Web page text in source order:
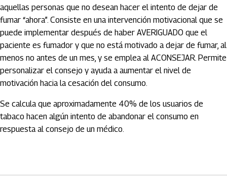
aquellas personas que no desean hacer el intento de dejar de
fumar “ahora”. Consiste en una intervención motivacional que se
puede implementar después de haber AVERIGUADO que el
paciente es fumador y que no está motivado a dejar de fumar, al
menos no antes de un mes, y se emplea al ACONSEJAR. Permite
personalizar el consejo y ayuda a aumentar el nivel de
motivación hacia la cesación del consumo.
Se calcula que aproximadamente 40% de los usuarios de
tabaco hacen algún intento de abandonar el consumo en
respuesta al consejo de un médico.